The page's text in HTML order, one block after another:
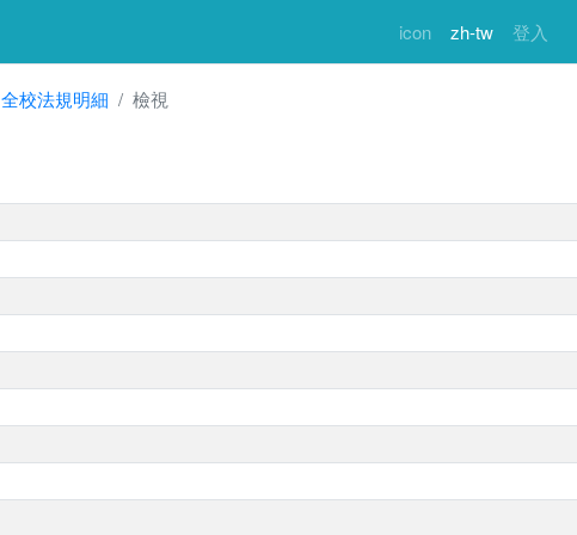
icon zh-tw 登入
全校法規明細 檢視